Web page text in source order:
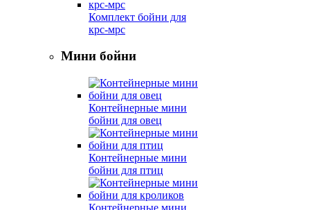
Комплект бойни для
крс-мрс
Мини бойни
Контейнерные мини
бойни для овец
Контейнерные мини
бойни для птиц